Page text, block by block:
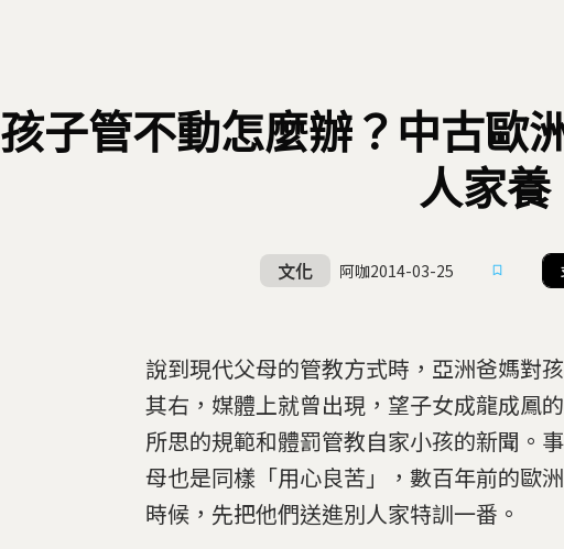
孩子管不動怎麼辦？中古歐
人家養
文化 阿咖2014-03-25
說到現代父母的管教方式時，亞洲爸媽對
其右，媒體上就曾出現，望子女成龍成鳳
所思的規範和體罰管教自家小孩的新聞。
母也是同樣「用心良苦」，數百年前的歐
時候，先把他們送進別人家特訓一番。